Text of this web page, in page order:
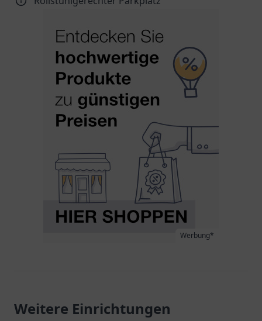
Werbung*
Weitere Einrichtungen